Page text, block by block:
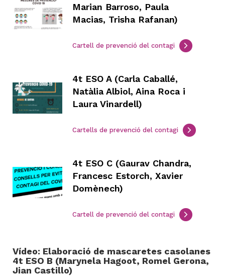
Marian Barroso, Paula
Macias, Trisha Rafanan)
Cartell de prevenció del contagi
4t ESO A (Carla Caballé,
Natàlia Albiol, Aina Roca i
Laura Vinardell)
Cartells de prevenció del contagi
4t ESO C (Gaurav Chandra,
Francesc Estorch, Xavier
Domènech)
Cartell de prevenció del contagi
Vídeo: Elaboració de mascaretes casolanes
4t ESO B (Marynela Hagoot, Romel Gerona,
Jian Castillo)